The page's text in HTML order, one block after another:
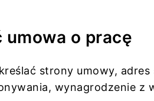
umowa o pracę
strony umowy,
wynagrodzenie z